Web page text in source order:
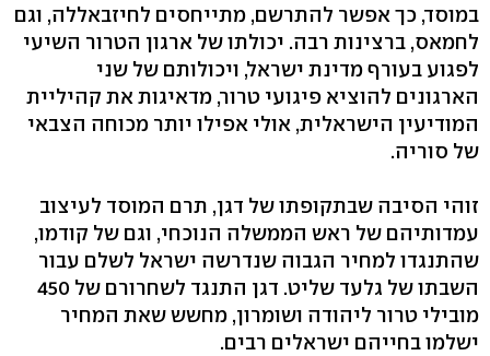
במוסד, כך אפשר להתרשם, מתייחסים לחיזבאללה, וגם
לחמאס, ברצינות רבה. יכולתו של ארגון הטרור השיעי
לפגוע בעורף מדינת ישראל, ויכולותם של שני
הארגונים להוציא פיגועי טרור, מדאיגות את קהיליית
המודיעין הישראלית, אולי אפילו יותר מכוחה הצבאי
של סוריה.
זוהי הסיבה שבתקופתו של דגן, תרם המוסד לעיצוב
עמדותיהם של ראש הממשלה הנוכחי, וגם של קודמו,
שהתנגדו למחיר הגבוה שנדרשה ישראל לשלם עבור
השבתו של גלעד שליט. דגן התנגד לשחרורם של 450
מובילי טרור ליהודה ושומרון, מחשש שאת המחיר
ישלמו בחייהם ישראלים רבים.